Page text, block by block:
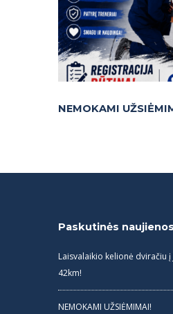
NEMOKAMI
Paskutinės
Laisvalaikio kelionė dviračiu
42km!
NEMOKAMI UŽSIĖMIMAI!